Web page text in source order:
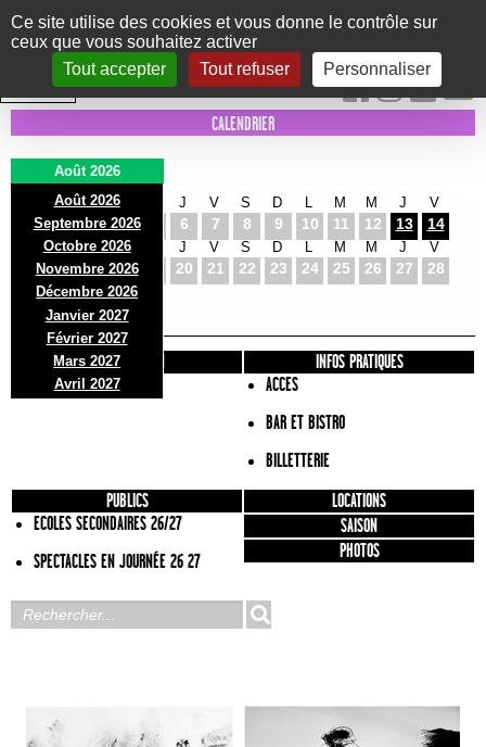
Panneau de gestion des cookies
Ce site utilise des cookies et vous donne le contrôle sur
ceux que vous souhaitez activer
Tout accepter
Tout refuser Personnaliser
Le Marni
CONCERTS DANSE/CIRQUE THÉÂTRE KIDS EXPOS EVENTS
INTRA MUROS
CALENDRIER
Août 2026
Août 2026
Septembre 2026
Octobre 2026
Novembre 2026
Décembre 2026
Janvier 2027
Février 2027
Mars 2027
Avril 2027
D
2
L
3
M
4
J
6
V
7
S
8
D
9 10
M
11
M
12
J
13
V
14
D
16
L
17
M
18
J
20
V
21
S
22
D
23 24
M
25
M
26
J
27
V
28
D
30
L
31
PRÉSENTATION
INFOS PRATIQUES
ACCES
BAR ET BISTRO
BILLETTERIE
PUBLICS
ECOLES SECONDAIRES 26/27
SPECTACLES EN JOURNÉE 26 27
LOCATIONS
SAISON
PHOTOS